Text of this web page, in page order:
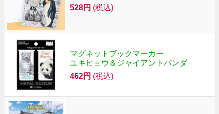
528円 (税込)
マグネットブックマーカー
ユキヒョウ＆ジャイアントパンダ
462円 (税込)